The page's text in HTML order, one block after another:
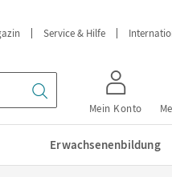
Service & Hilfe
Mein Konto
Erwachsenenbildung